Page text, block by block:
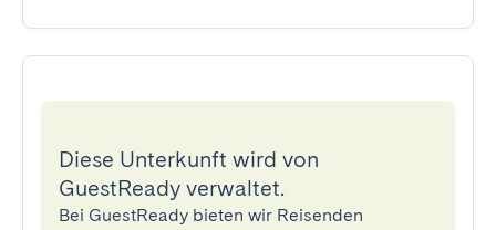
Diese Unterkunft wird von
GuestReady verwaltet.
Bei GuestReady bieten wir Reisenden